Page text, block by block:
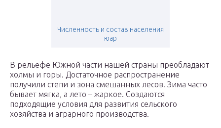
Численность и состав населения
юар
В рельефе Южной части нашей страны преобладают
холмы и горы. Достаточное распространение
получили степи и зона смешанных лесов. Зима часто
бывает мягка, а лето – жаркое. Создаются
подходящие условия для развития сельского
хозяйства и аграрного производства.